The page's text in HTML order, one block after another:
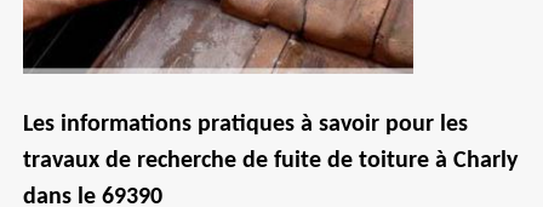
Les informations pratiques à savoir pour les
travaux de recherche de fuite de toiture à Charly
dans le 69390